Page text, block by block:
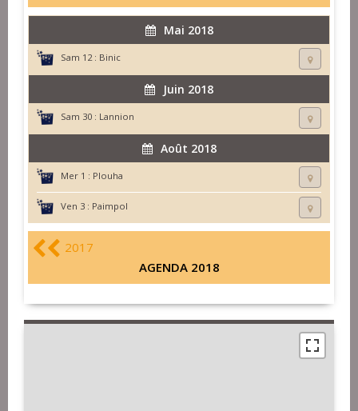
Mai 2018
Sam 12 : Binic
Juin 2018
Sam 30 : Lannion
Août 2018
Mer 1 : Plouha
Ven 3 : Paimpol
2017
AGENDA 2018